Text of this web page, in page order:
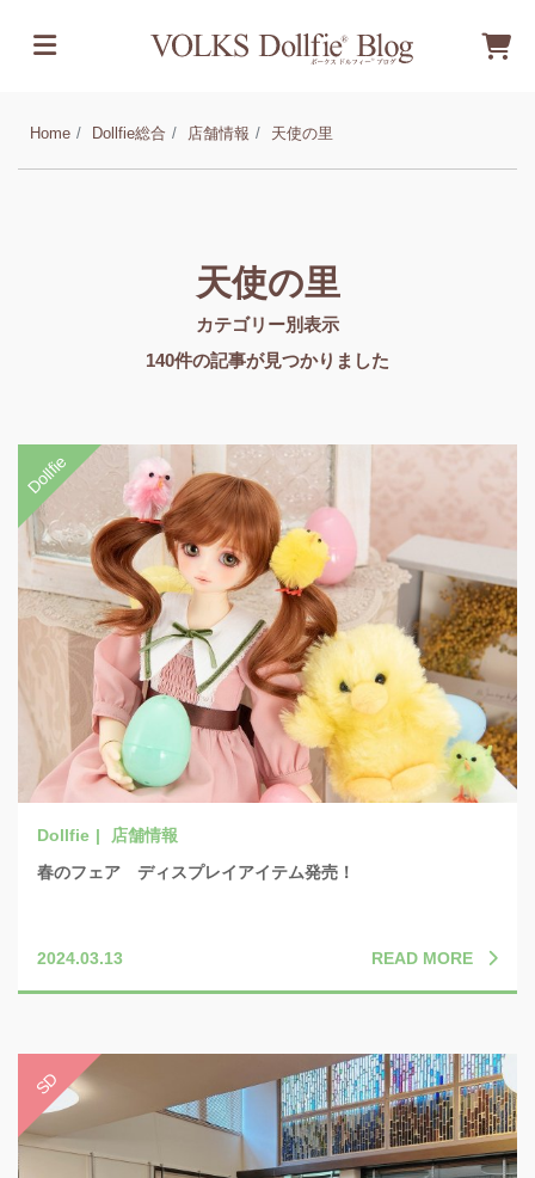
Home Dollfie総合 店舗情報 天使の里
天使の里
カテゴリー別表示
140件の記事が見つかりました
店舗情報
春のフェア ディスプレイアイテム発売！
2024.03.13 READ MORE